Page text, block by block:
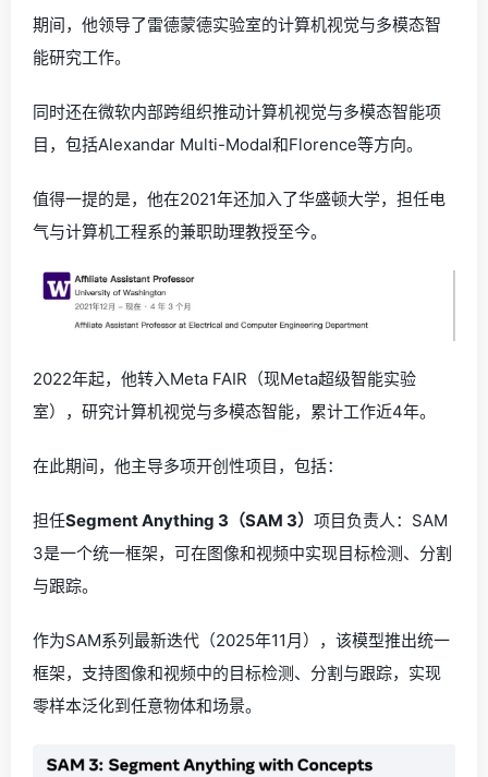
期间，他领导了雷德蒙德实验室的计算机视觉与多模态智
能研究工作。
同时还在微软内部跨组织推动计算机视觉与多模态智能项
目，包括Alexandar Multi-Modal和Florence等方向。
值得一提的是，他在2021年还加入了华盛顿大学，担任电
气与计算机工程系的兼职助理教授至今。
2022年起，他转入Meta FAIR（现Meta超级智能实验
室），研究计算机视觉与多模态智能，累计工作近4年。
在此期间，他主导多项开创性项目，包括：
担任Segment Anything 3（SAM 3） 项目负责人：SAM
3是一个统一框架，可在图像和视频中实现目标检测、分割
与跟踪。
作为SAM系列最新迭代（2025年11月），该模型推出统一
框架，支持图像和视频中的目标检测、分割与跟踪，实现
零样本泛化到任意物体和场景。